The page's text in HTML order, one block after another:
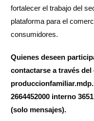
fortalecer el trabajo del
plataforma para el
consumidores.
Quienes deseen
contactarse a través del
2664452000 interno
(solo mensajes).